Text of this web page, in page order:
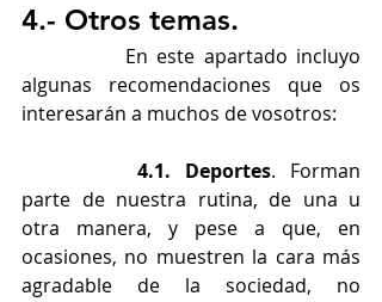
4.- Otros temas.
algunas recomendaciones que os
interesarán a muchos de vosotros:
4.1. Deportes. Forman
parte de nuestra rutina, de una u
otra manera, y pese a que, en
ocasiones, no muestren la cara más
agradable de la sociedad, no